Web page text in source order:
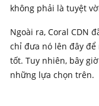
không phải là tuyệt
Ngoài ra, Coral CDN
chỉ đưa nó lên đây
tốt. Tuy nhiên, bây
những lựa chọn trên.